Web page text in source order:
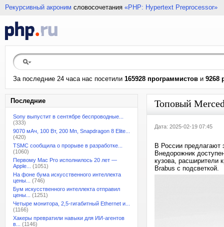
Рекурсивный акроним словосочетания «PHP: Hypertext Preprocessor»
За последние 24 часа нас посетили 165928 программистов и 9268
Последние
Sony выпустит в сентябре беспроводные...
(333)
9070 мАч, 100 Вт, 200 Мп, Snapdragon 8 Elite...
(420)
TSMC сообщила о прорыве в разработке...
(1060)
Первому Mac Pro исполнилось 20 лет —
Apple...
(1051)
На фоне бума искусственного интеллекта
цены...
(746)
Бум искусственного интеллекта отправил
цены...
(1251)
Четыре монитора, 2,5-гигабитный Ethernet и...
(1166)
Хакеры превратили навыки для ИИ-агентов
в...
(1146)
Топовый
Дата: 2025-02-19 07:45
В России предлагают
Внедорожник
кузова, расширители
Brabus с подсветкой.